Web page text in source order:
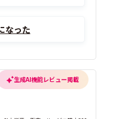
なった
生成AI機能レビュー掲載